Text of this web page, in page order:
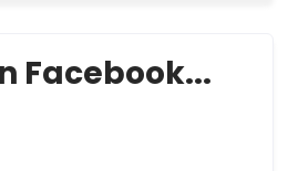
Facebook...